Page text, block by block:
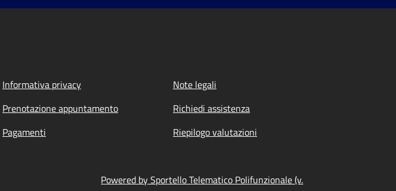
Informativa privacy
Note legali
Prenotazione appuntamento
Richiedi assistenza
Pagamenti
Riepilogo valutazioni
Powered by Sportello Telematico Polifunzionale (v.